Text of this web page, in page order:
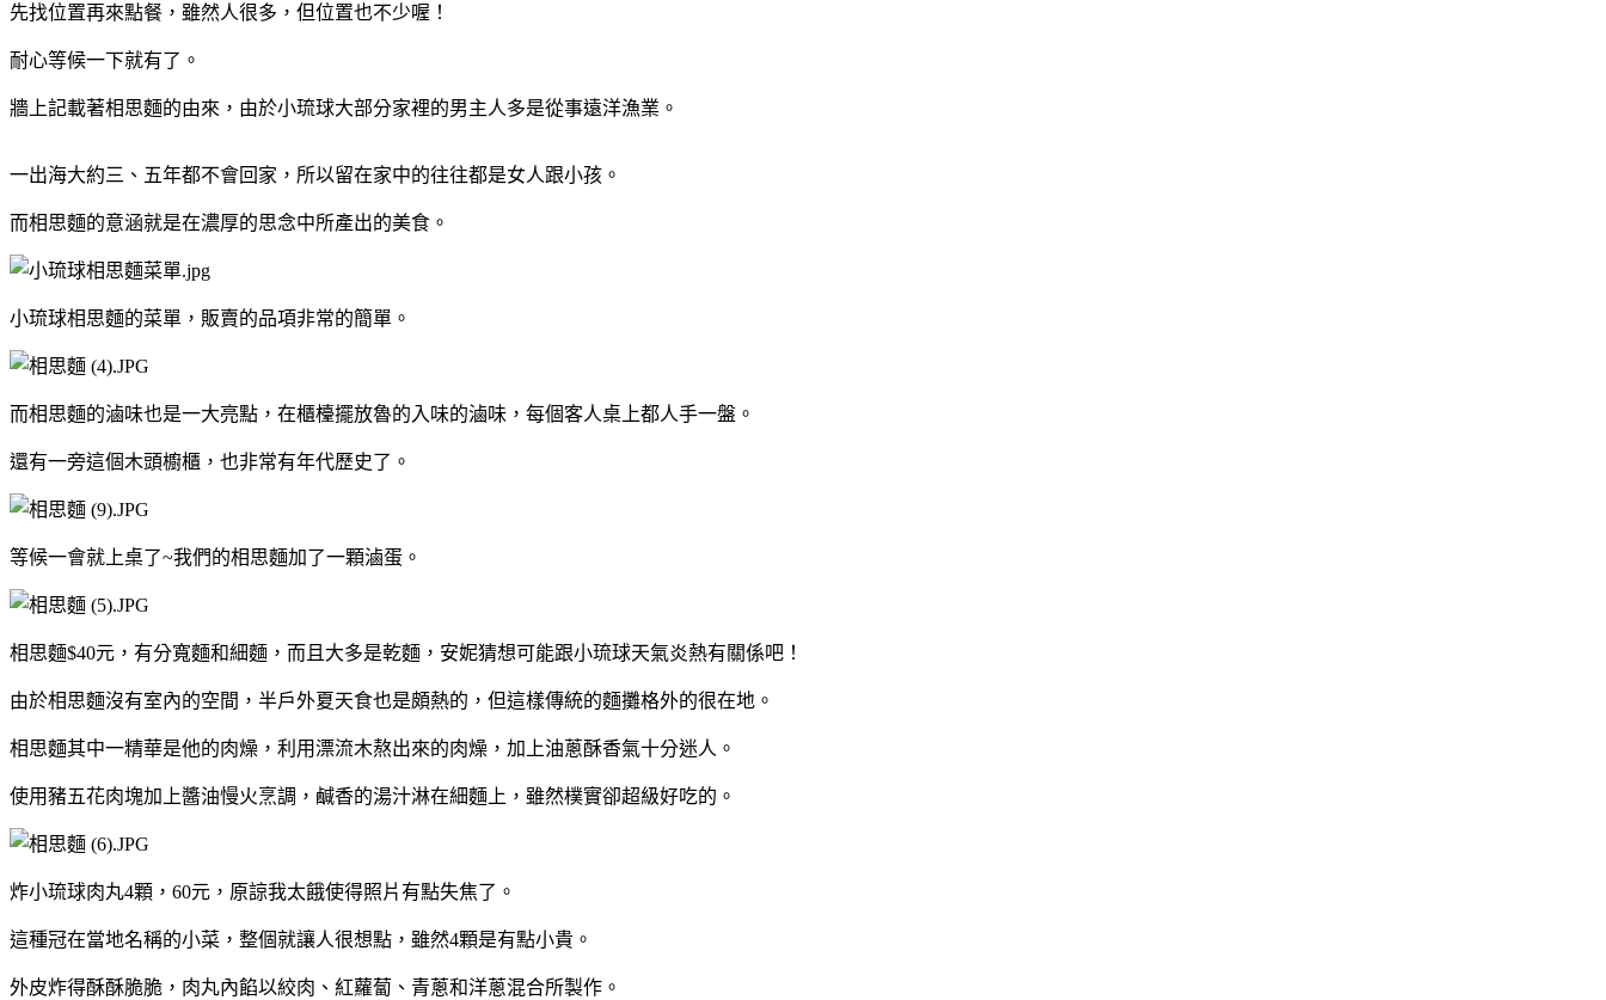
先找位置再來點餐，雖然人很多，但位置也不少喔！
耐心等候一下就有了。
牆上記載著相思麵的由來，由於小琉球大部分家裡的男主人多是從事遠洋漁業。
一出海大約三、五年都不會回家，所以留在家中的往往都是女人跟小孩。
而相思麵的意涵就是在濃厚的思念中所產出的美食。
小琉球相思麵的菜單，販賣的品項非常的簡單。
而相思麵的滷味也是一大亮點，在櫃檯擺放魯的入味的滷味，每個客人桌上都人手一盤。
還有一旁這個木頭櫥櫃，也非常有年代歷史了。
等候一會就上桌了~我們的相思麵加了一顆滷蛋。
相思麵$40元，有分寬麵和細麵，而且大多是乾麵，安妮猜想可能跟小琉球天氣炎熱有關係吧！
由於相思麵沒有室內的空間，半戶外夏天食也是頗熱的，但這樣傳統的麵攤格外的很在地。
相思麵其中一精華是他的肉燥，利用漂流木熬出來的肉燥，加上油蔥酥香氣十分迷人。
使用豬五花肉塊加上醬油慢火烹調，鹹香的湯汁淋在細麵上，雖然樸實卻超級好吃的。
炸小琉球肉丸4顆，60元，原諒我太餓使得照片有點失焦了。
這種冠在當地名稱的小菜，整個就讓人很想點，雖然4顆是有點小貴。
外皮炸得酥酥脆脆，肉丸內餡以絞肉、紅蘿蔔、青蔥和洋蔥混合所製作。